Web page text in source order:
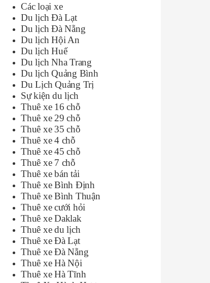
Các loại xe
Du lịch Đà Lạt
Du lịch Đà Nẵng
Du lịch Hội An
Du lịch Huế
Du lịch Nha Trang
Du lịch Quảng Bình
Du Lịch Quảng Trị
Sự kiện du lịch
Thuê xe 16 chỗ
Thuê xe 29 chỗ
Thuê xe 35 chỗ
Thuê xe 4 chỗ
Thuê xe 45 chỗ
Thuê xe 7 chỗ
Thuê xe bán tải
Thuê xe Bình Định
Thuê xe Bình Thuận
Thuê xe cưới hỏi
Thuê xe Daklak
Thuê xe du lịch
Thuê xe Đà Lạt
Thuê xe Đà Nẵng
Thuê xe Hà Nội
Thuê xe Hà Tĩnh